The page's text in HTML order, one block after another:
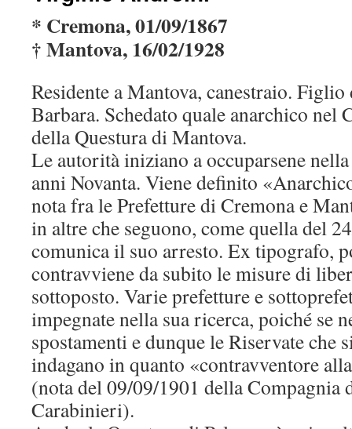
* Cremona, 01/09/1867
† Mantova, 16/02/1928
Residente a Mantova, canestraio.
Barbara. Schedato quale anarchico
della Questura di Mantova.
Le autorità iniziano a occuparsene
anni Novanta. Viene definito
nota fra le Prefetture di Cremona e
in altre che seguono, come quella del
comunica il suo arresto. Ex tipografo,
contravviene da subito le misure di
sottoposto. Varie prefetture e
impegnate nella sua ricerca, poiché se
spostamenti e dunque le Riservate che
indagano in quanto «contravventore
(nota del 09/09/1901 della Compagnia
Carabinieri).